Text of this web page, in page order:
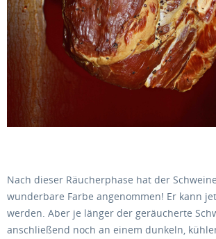
Nach dieser Räucherphase hat der
wunderbare Farbe angenommen! Er kann
werden. Aber je länger der geräucherte
anschließend noch an einem dunkeln,